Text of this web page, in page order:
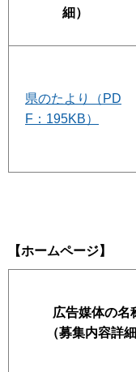
細）
県のたより（PD
F：195KB）
【ホームページ】
広告媒体の名
（募集内容詳細